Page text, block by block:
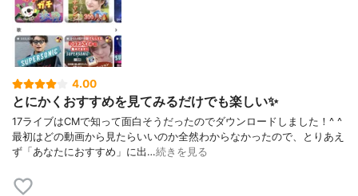
4.00
とにかくおすすめを見てみるだけでも楽しい✨
17ライブはCMで知って面白そうだったのでダウンロードしました！^ ^
最初はどの動画から見たらいいのか全然わからなかったので、とりあえ
ず「あなたにおすすめ」に出…続きを見る